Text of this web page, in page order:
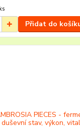
Přidat do